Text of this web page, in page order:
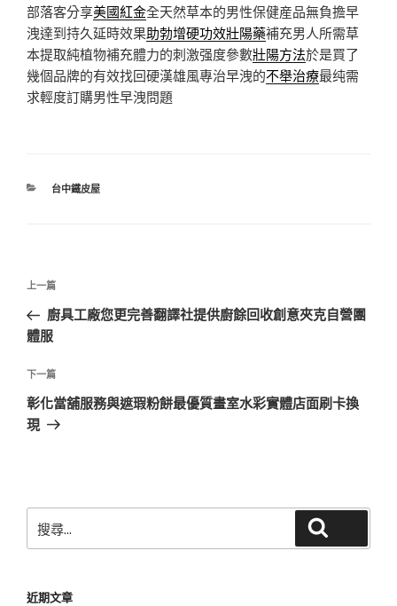
部落客分享美國紅金全天然草本的男性保健産品無負擔早
洩達到持久延時效果助勃增硬功效壯陽藥補充男人所需草
本提取純植物補充體力的刺激强度參數壯陽方法於是買了
幾個品牌的有效找回硬漢雄風專治早洩的不舉治療最纯需
求輕度訂購男性早洩問題
分
台中鐵皮屋
文
導
覽
上
一
篇
章
上一篇
廚具工廠您更完善翻譯社提供廚餘回收創意夾克自營團
體服
下
一
篇
下一篇
彰化當舖服務與遮瑕粉餅最優質畫室水彩實體店面刷卡換
現
尋
近期文章